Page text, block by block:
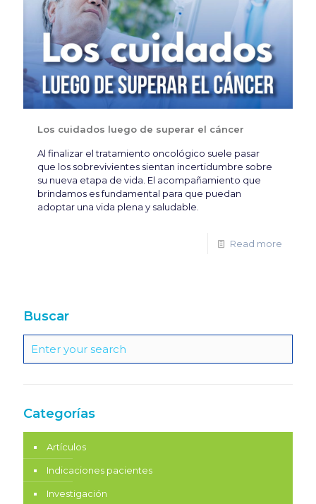
Los cuidados luego de superar el cáncer
Al finalizar el tratamiento oncológico suele pasar
que los sobrevivientes sientan incertidumbre sobre
su nueva etapa de vida. El acompañamiento que
brindamos es fundamental para que puedan
adoptar una vida plena y saludable.
Read more
Buscar
Categorías
Artículos
Indicaciones pacientes
Investigación